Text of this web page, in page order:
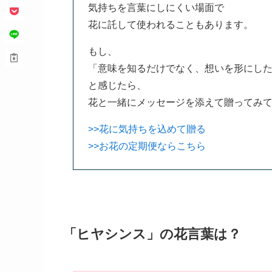
気持ちを言葉にしにくい場面で
花に託して使われることもあります。
もし、
「意味を知るだけでなく、想いを形にした
と感じたら、
花と一緒にメッセージを添えて贈ってみ
>>花に気持ちを込めて贈る
>>お花の定期便ならこちら
「ヒヤシンス」の花言葉は？